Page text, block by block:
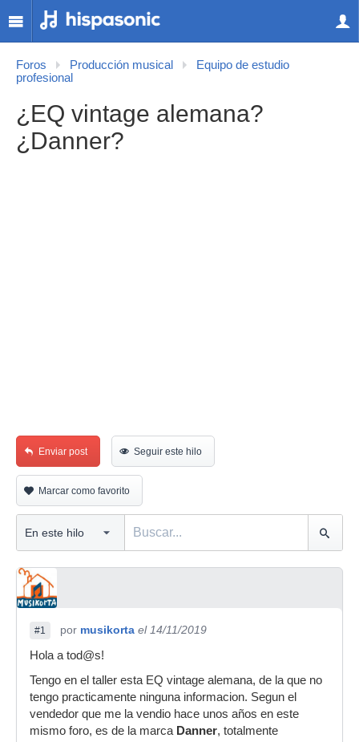
Foros Producción musical
Equipo de estudio
profesional
¿EQ vintage alemana?
¿Danner?
Enviar post Seguir este hilo
Marcar como favorito
#1 por musikorta el 14/11/2019
Hola a tod@s!
Tengo en el taller esta EQ vintage alemana, de la que no
tengo practicamente ninguna informacion. Segun el
vendedor que me la vendio hace unos años en este
mismo foro, es de la marca Danner, totalmente